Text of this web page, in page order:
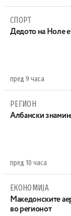
СПОРТ
Дедото на Ноле
пред 9 часа
РЕГИОН
Aлбански
пред 10 часа
ЕКОНОМИЈА
Maкедонските
во регионот